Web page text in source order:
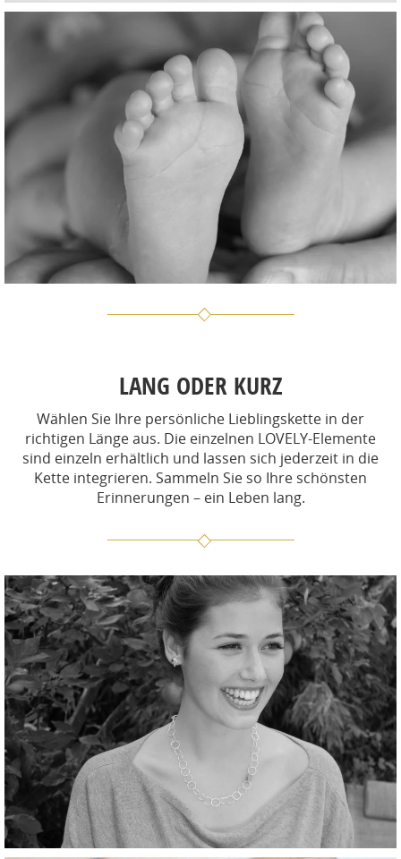
LANG ODER KURZ
Wählen Sie Ihre persönliche Lieblingskette in der
richtigen Länge aus. Die einzelnen LOVELY-Elemente
sind einzeln erhältlich und lassen sich jederzeit in die
Kette integrieren. Sammeln Sie so Ihre schönsten
Erinnerungen – ein Leben lang.